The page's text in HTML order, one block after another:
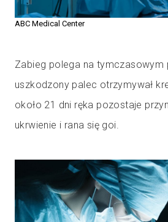
ABC Medical Center
Zabieg polega na tymczasowym
uszkodzony palec otrzymywał
około 21 dni ręka pozostaje
ukrwienie i rana się goi.